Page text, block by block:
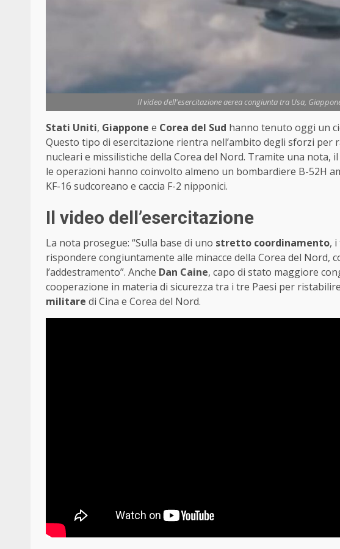
Il video dell'esercitazione aerea congiunta tra Usa,
Stati Uniti, Giappone e Corea del Sud hanno tenuto oggi un
Questo tipo di esercitazione rientra nell’ambito degli sforzi per
nucleari e missilistiche della Corea del Nord. Tramite una nota,
le operazioni hanno coinvolto almeno un bombardiere B-52H
KF-16 sudcoreano e caccia F-2 nipponici.
Il video dell’esercitazione
La nota prosegue: “Sulla base di uno stretto coordinamento,
rispondere congiuntamente alle minacce della Corea del Nord,
l’addestramento”. Anche Dan Caine, capo di stato maggiore
cooperazione in materia di sicurezza tra i tre Paesi per
militare di Cina e Corea del Nord.